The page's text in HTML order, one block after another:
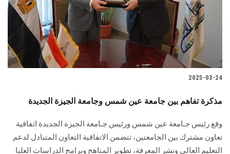
2025-03-24
مذكرة تفاهم بين جامعة عين شمس وجامعة الجيزة الجديدة
وقع رئيس جـامعة عين شمس ورئيس جـامعة الجيزة الجديدة اتفاقية
تعاون مشترك بين الجامعتين، تتضمن الاتفاقية التعاون المتبادل لدعم
التعليم العالي ونشر المعرفة، تطوير المناهج وبرامج الدراسات العليا